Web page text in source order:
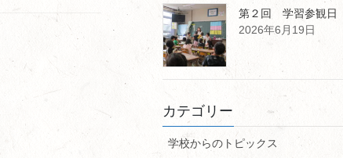
第２回 学習参観日
2026年6月19日
カテゴリー
学校からのトピックス